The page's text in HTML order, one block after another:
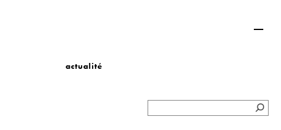
actualité